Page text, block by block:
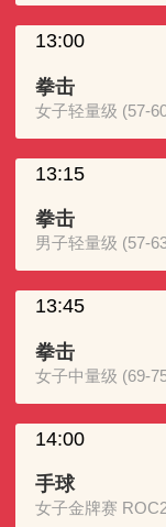
13:00
拳击
女子轻量级 (57-
13:15
拳击
男子轻量级 (57-
13:45
拳击
女子中量级 (69-
14:00
手球
女子金牌赛